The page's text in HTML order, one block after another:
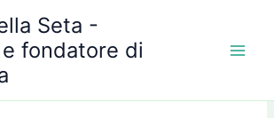
Seta -
fondatore di